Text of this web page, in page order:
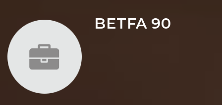
BETFA 90